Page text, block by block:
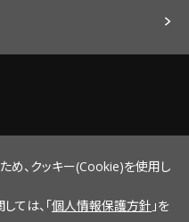
め、クッキー(Cookie)を使用し
ては、「個人情報保護方針 」を